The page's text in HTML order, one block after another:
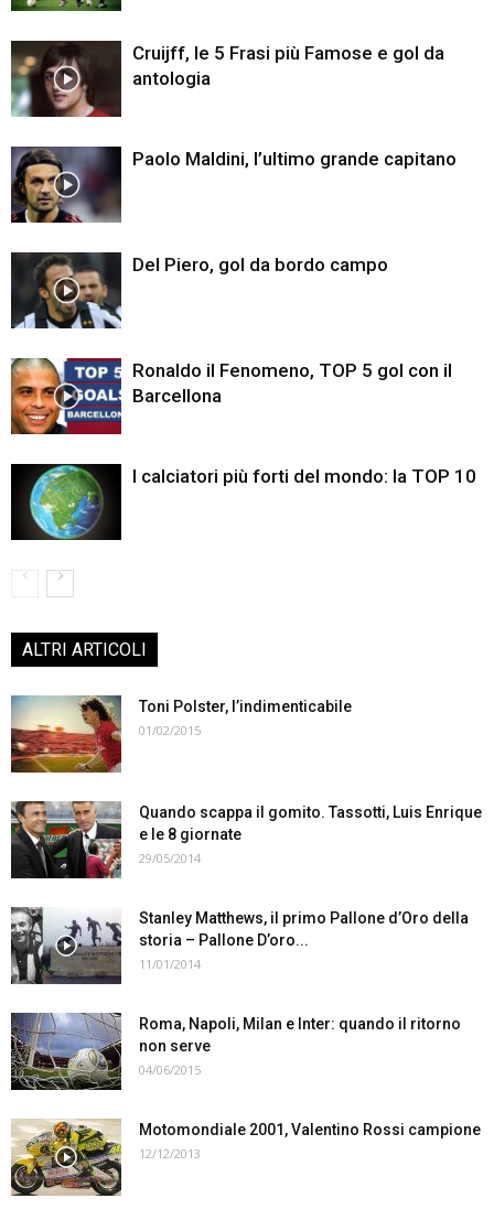
Cruijff, le 5 Frasi più Famose e gol da
antologia
Paolo Maldini, l’ultimo grande capitano
Del Piero, gol da bordo campo
Ronaldo il Fenomeno, TOP 5 gol con il
Barcellona
I calciatori più forti del mondo: la TOP 10
ALTRI ARTICOLI
Toni Polster, l’indimenticabile
01/02/2015
Quando scappa il gomito. Tassotti, Luis Enrique
e le 8 giornate
29/05/2014
Stanley Matthews, il primo Pallone d’Oro della
storia – Pallone D’oro...
11/01/2014
Roma, Napoli, Milan e Inter: quando il ritorno
non serve
04/06/2015
Motomondiale 2001, Valentino Rossi campione
12/12/2013